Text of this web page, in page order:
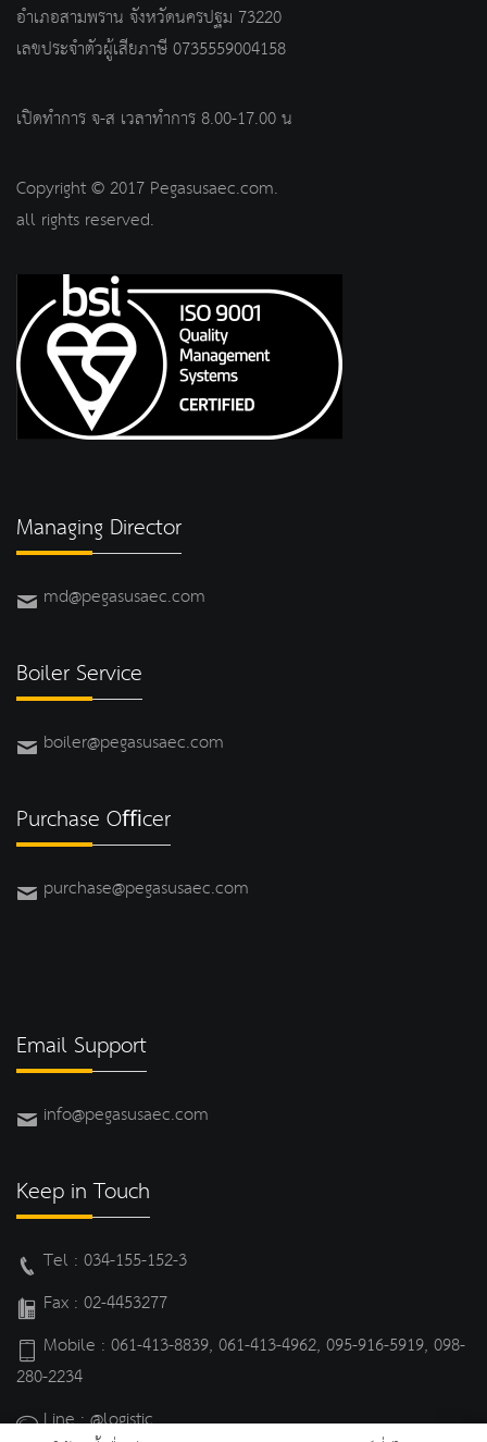
อำเภอสามพราน จังหวัดนครปฐม 73220
เลขประจำตัวผู้เสียภาษี 0735559004158
เปิดทำการ จ-ส เวลาทำการ 8.00-17.00 น
Copyright © 2017 Pegasusaec.com.
all rights reserved.
Managing Director
md@pegasusaec.com
Boiler Service
boiler@pegasusaec.com
Purchase Oﬃcer
purchase@pegasusaec.com
Email Support
info@pegasusaec.com
Keep in Touch
Tel : 034-155-152-3
Fax : 02-4453277
Mobile : 061-413-8839, 061-413-4962, 095-916-5919, 098-
280-2234
Line : @logistic